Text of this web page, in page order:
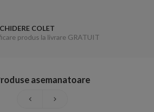
COLET
produs la livrare GRATUIT
asemanatoare